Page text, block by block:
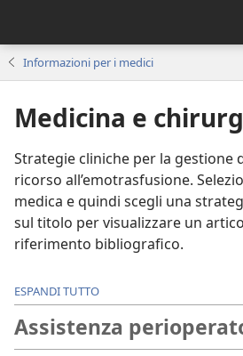
Informazioni per i medici
Medicina e
Strategie cliniche per la gestione
ricorso all’emotrasfusione.
medica e quindi scegli una
sul titolo per visualizzare un
riferimento bibliografico.
ESPANDI TUTTO
Assistenza